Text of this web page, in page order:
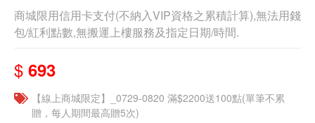
商城限用信用卡支付(不納入VIP資格之累積計算),無法用錢
包/紅利點數,無搬運上樓服務及指定日期/時間.
$ 693
【線上商城限定】_0729-0820 滿$2200送100點(單筆不累
贈，每人期間最高贈5次)